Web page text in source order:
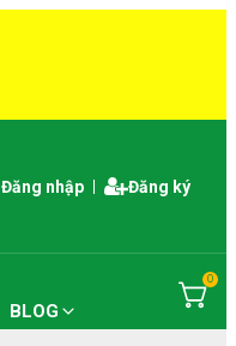
Đăng nhập Đăng ký
BLOG
0